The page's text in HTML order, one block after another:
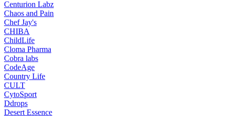
Centurion Labz
Chaos and Pain
Chef Jay's
CHIBA
ChildLife
Cloma Pharma
Cobra labs
CodeAge
Country Life
CULT
CytoSport
Ddrops
Desert Essence